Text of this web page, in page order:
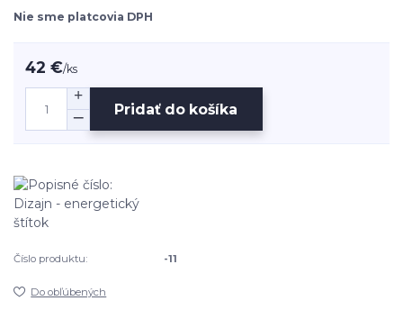
Nie sme platcovia DPH
42 €/ks
Pridať do košíka
Číslo produktu: -11
Do obľúbených